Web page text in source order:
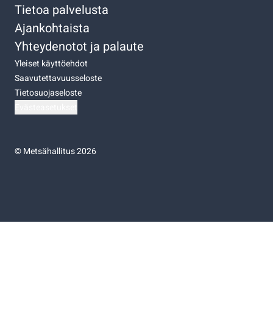
Tietoa palvelusta
Ajankohtaista
Yhteydenotot ja palaute
Yleiset käyttöehdot
Saavutettavuusseloste
Tietosuojaseloste
©Metsähallitus 2026